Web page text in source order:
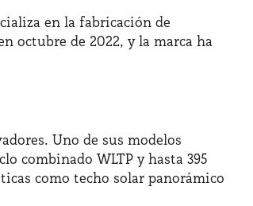
en la fabricación de
octubre de 2022, y la marca ha
Uno de sus modelos
combinado WLTP y hasta 395
como techo solar panorámico